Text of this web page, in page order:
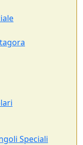
Speciali